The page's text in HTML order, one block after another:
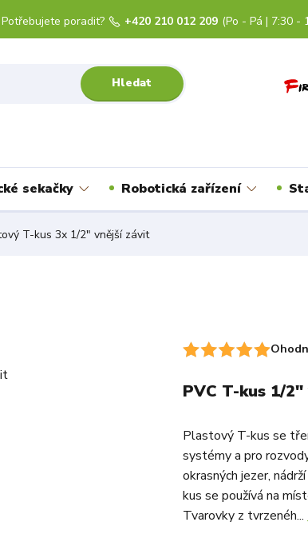
Hledat
Potřebujete poradit? +420 210 012 209 (Po - Pá | 7:30 -
sekačky Robotická zařízení
T-kus 3x 1/2" vnější závit
PVC T-kus 1/
Plastový T-kus se
systémy a pro
okrasných jezer,
kus se používá na
Tvarovky z tvrzenéh...